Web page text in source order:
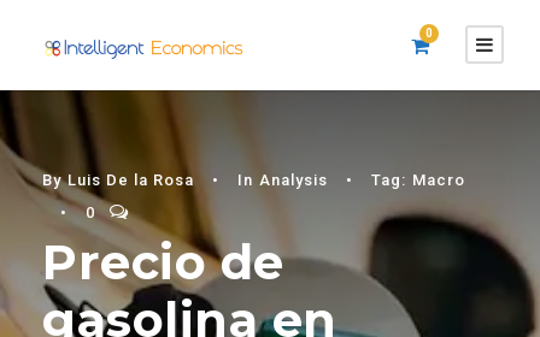
0
By Luis De la Rosa • In Analysis • Tag: Macro
•
0
Precio de
gasolina en